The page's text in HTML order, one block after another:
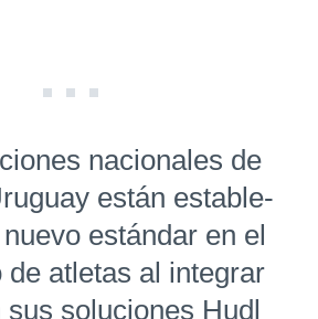
nacionales de
están estable­
estándar en el
de atletas al integrar
soluciones Hudl